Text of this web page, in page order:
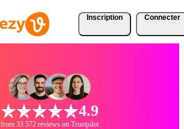
Inscription Connecter
4.9
from 33 572 reviews on Trustpilot